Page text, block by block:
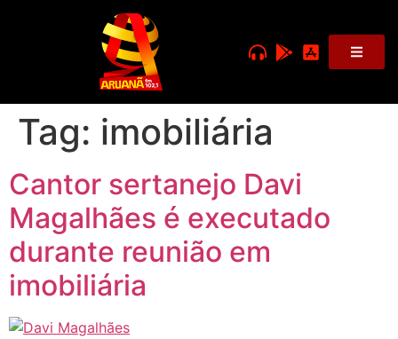
Tag: imobiliária
Cantor sertanejo Davi
Magalhães é executado
durante reunião em
imobiliária